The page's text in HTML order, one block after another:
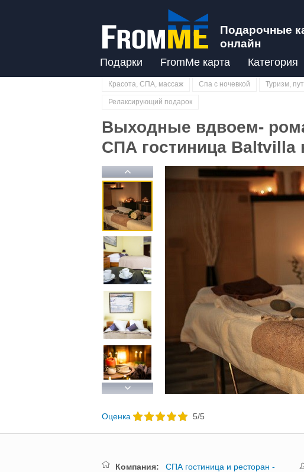
Подарочные
онлайн
Подарки FromMe карта Категория
Красота, СПА, массаж Спа с ночевкой Туризм,
Релаксирующий подарок
Выходные вдвоем-
СПА гостиница Baltvilla
Previous
Next
Oценка 5/5
Компания:
СПА гостиница и ресторан -